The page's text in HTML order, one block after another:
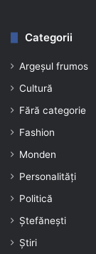
Categorii
Argeșul frumos
Cultură
Fără categorie
Fashion
Monden
Personalități
Politică
Ștefănești
Știri